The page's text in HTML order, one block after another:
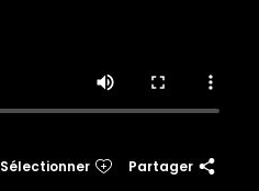
Sélectionner Partager